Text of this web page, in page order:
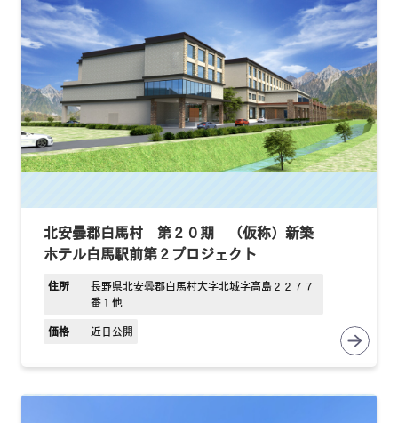
北安曇郡白馬村 第２０期 （仮称）新築
ホテル白馬駅前第２プロジェクト
住所
長野県北安曇郡白馬村大字北城字高島２２７７
番１他
価格 近日公開